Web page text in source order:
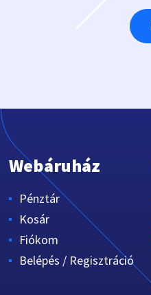
Webáruház
Pénztár
Kosár
Fiókom
Belépés / Regisztráció